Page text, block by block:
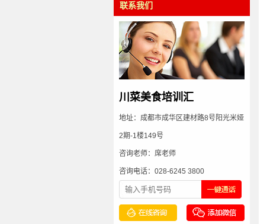
联系我们
川菜美食培训汇
地址：成都市成华区建材路8号阳光米娅
2期-1楼149号
咨询老师：席老师
咨询电话：028-6245 3800